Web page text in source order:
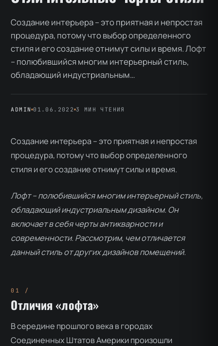
Создание интерьера – это приятная и непростая
процедура, потому что выбор определенного
стиля и его создание отнимут силы и время. Лофт
– полюбившийся многим интерьерный стиль,
обладающий индустриальным…
ADMIN 01.06.2022 3 МИН ЧТЕНИЯ
Создание интерьера – это приятная и непростая
процедура, потому что выбор определенного
стиля и его создание отнимут силы и время.
Лофт – полюбившийся многим интерьерный стиль,
обладающий индустриальным дизайном. Он
включает в себя черты антикварности и
современности. Рассмотрим, чем отличается
данный стиль от других дизайнов помещений.
Отличия «лофта»
В середине прошлого века в городах
Соединенных Штатов Америки произошли